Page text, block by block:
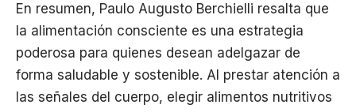
En resumen, Paulo Augusto Berchielli resalta que
la alimentación consciente es una estrategia
poderosa para quienes desean adelgazar de
forma saludable y sostenible. Al prestar atención a
las señales del cuerpo, elegir alimentos nutritivos